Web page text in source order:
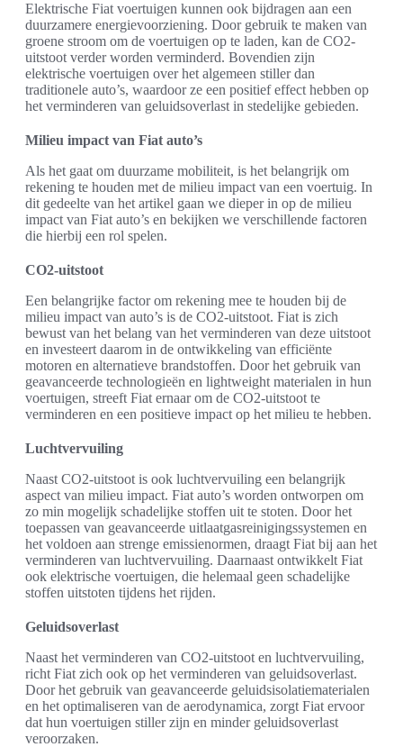
Elektrische Fiat voertuigen kunnen ook bijdragen aan een
duurzamere energievoorziening. Door gebruik te maken van
groene stroom om de voertuigen op te laden, kan de CO2-
uitstoot verder worden verminderd. Bovendien zijn
elektrische voertuigen over het algemeen stiller dan
traditionele auto’s, waardoor ze een positief effect hebben op
het verminderen van geluidsoverlast in stedelijke gebieden.
Milieu impact van Fiat auto’s
Als het gaat om duurzame mobiliteit, is het belangrijk om
rekening te houden met de milieu impact van een voertuig. In
dit gedeelte van het artikel gaan we dieper in op de milieu
impact van Fiat auto’s en bekijken we verschillende factoren
die hierbij een rol spelen.
CO2-uitstoot
Een belangrijke factor om rekening mee te houden bij de
milieu impact van auto’s is de CO2-uitstoot. Fiat is zich
bewust van het belang van het verminderen van deze uitstoot
en investeert daarom in de ontwikkeling van efficiënte
motoren en alternatieve brandstoffen. Door het gebruik van
geavanceerde technologieën en lightweight materialen in hun
voertuigen, streeft Fiat ernaar om de CO2-uitstoot te
verminderen en een positieve impact op het milieu te hebben.
Luchtvervuiling
Naast CO2-uitstoot is ook luchtvervuiling een belangrijk
aspect van milieu impact. Fiat auto’s worden ontworpen om
zo min mogelijk schadelijke stoffen uit te stoten. Door het
toepassen van geavanceerde uitlaatgasreinigingssystemen en
het voldoen aan strenge emissienormen, draagt Fiat bij aan het
verminderen van luchtvervuiling. Daarnaast ontwikkelt Fiat
ook elektrische voertuigen, die helemaal geen schadelijke
stoffen uitstoten tijdens het rijden.
Geluidsoverlast
Naast het verminderen van CO2-uitstoot en luchtvervuiling,
richt Fiat zich ook op het verminderen van geluidsoverlast.
Door het gebruik van geavanceerde geluidsisolatiematerialen
en het optimaliseren van de aerodynamica, zorgt Fiat ervoor
dat hun voertuigen stiller zijn en minder geluidsoverlast
veroorzaken.